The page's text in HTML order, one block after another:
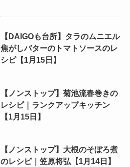
【DAIGOも台所】タラのムニエル
焦がしバターのトマトソースのレ
シピ【1月15日】
【ノンストップ】菊池流春巻きの
レシピ｜ランクアップキッチン
【1月15日】
【ノンストップ】大根のそぼろ煮
のレシピ｜笠原将弘【1月14日】